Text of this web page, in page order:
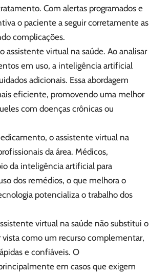
Com alertas programados e
o paciente a seguir corretamente as
complicações.
virtual na saúde. Ao analisar
em uso, a inteligência artificial
adicionais. Essa abordagem
eficiente, promovendo uma melhor
com doenças crônicas ou
o assistente virtual na
da área. Médicos,
da inteligência artificial para
dos remédios, o que melhora o
potencializa o trabalho dos
virtual na saúde não substitui o
como um recurso complementar,
e confiáveis. O
em casos que exigem